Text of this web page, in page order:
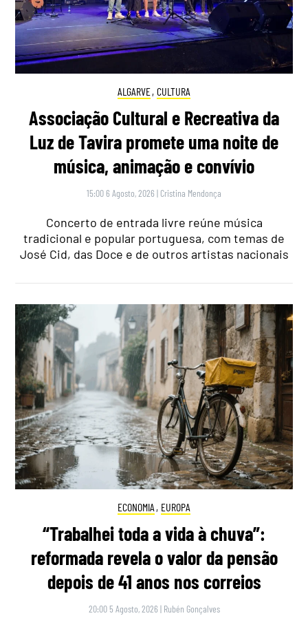
ALGARVE, CULTURA
Associação Cultural e Recreativa da
Luz de Tavira promete uma noite de
música, animação e convívio
15:00 6 Agosto, 2026 | Cristina Mendonça
Concerto de entrada livre reúne música
tradicional e popular portuguesa, com temas de
José Cid, das Doce e de outros artistas nacionais
ECONOMIA , EUROPA
“Trabalhei toda a vida à chuva”:
reformada revela o valor da pensão
depois de 41 anos nos correios
20:00 5 Agosto, 2026 | Rubén Gonçalves